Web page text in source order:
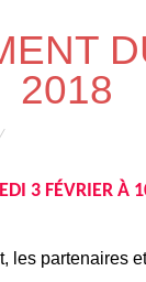
2018
3 FÉVRIER À
les partenaires